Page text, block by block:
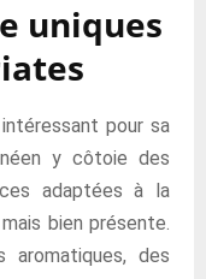
uniques
pour sa
y côtoie des
adaptées à la
bien présente.
des